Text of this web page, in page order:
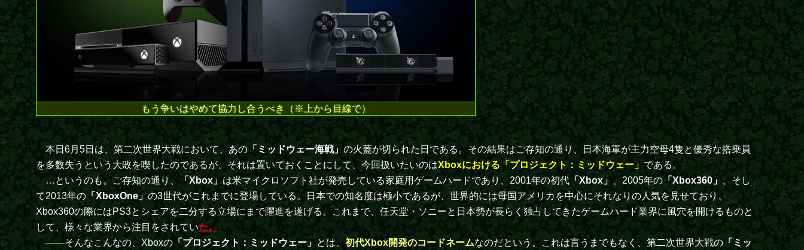
もう争いはやめて協力し合うべき（※上から目線で）
本日6月5日は、第二次世界大戦において、あの 「ミッドウェー海戦」 の火蓋が切られた日である。その結果はご存知の通り、日本海軍が主力空母4隻と優秀な搭乗員
を多数失うという大敗を喫したのであるが、それは置いておくことにして、今回扱いたいのはXboxにおける「プロジェクト：ミッドウェー」である。
…というのも。ご存知の通り、
「Xbox」は米マイクロソフト社が発売している家庭用ゲームハードであり、2001年の初代 「Xbox」 、2005年の 「Xbox360」、そし
て2013年の 「XboxOne」の3世代がこれまでに登場している。日本での知名度は極小であるが、世界的には母国アメリカを中心にそれなりの人気を見せており、
Xbox360の際にはPS3とシェアを二分する立場にまで躍進を遂げる。これまで、任天堂・ソニーと日本勢が長らく独占してきたゲームハード業界に風穴を開けるものと
して、様々な業界から注目をされていた。
――そんなこんなの、Xboxの「プロジェクト：ミッドウェー」 とは、 初代Xbox開発のコードネームなのだという。これは言うまでもなく、第二次世界大戦の 「ミッ